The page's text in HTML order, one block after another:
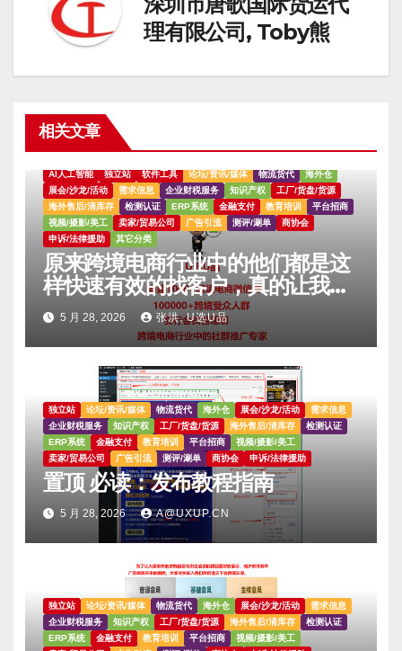
理有限公司, Toby熊
相关文章
AI人工智能 独立站 软件工具 论坛/资讯/媒体 物流货代
海外仓
展会/沙龙/活动
需求信息 企业财税服务 知识产权
工厂/货盘/货源
海外售后/清库存
检测认证 ERP系统 金融支付 教育培训
平台招商
视频/摄影/美工
卖家/贸易公司 广告引流 测评/涮单
商协会
申诉/法律援助
其它分类
原来跨境电商行业中的他们都是这
样快速有效的找客户，真的让我大
吃一惊。。。。
5 月 28, 2026 张洪, U选U品
独立站 论坛/资讯/媒体 物流货代 海外仓 展会/沙龙/活动
需求信息
企业财税服务
知识产权 工厂/货盘/货源 海外售后/清库存
检测认证
ERP系统
金融支付 教育培训 平台招商
视频/摄影/美工
卖家/贸易公司
广告引流 测评/涮单 商协会 申诉/法律援助
置顶 必读：发布教程指南
5 月 28, 2026 A@UXUP.CN
独立站 论坛/资讯/媒体 物流货代 海外仓 展会/沙龙/活动
需求信息
企业财税服务
知识产权 工厂/货盘/货源 海外售后/清库存
检测认证
ERP系统
金融支付 教育培训 平台招商
视频/摄影/美工